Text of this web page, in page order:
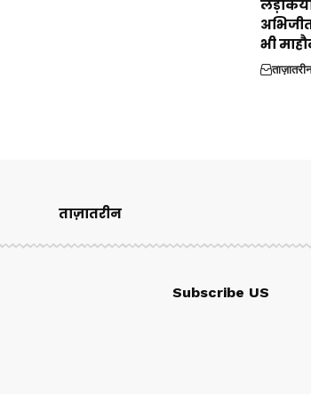
भी
ताज़ातरीन
ताज़ातरीन
Subscribe US